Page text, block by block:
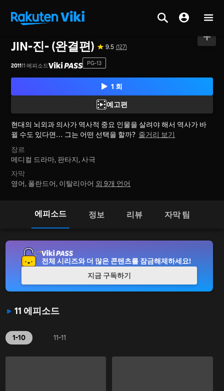
JIN-진- (완결편) 9.5 (127)
201111 에피소드 PG-13
1 회
예고편
현대의 뇌외과 의사가 역사적 중요 인물을 살려야 해서 역사가 바
뀔 수도 있다면… 그는 어떤 선택을 할까? 줄거리 보기
장르
메디컬 드라마, 판타지,사극
자막
영어, 폴란드어, 이탈리아어 외 9개 언어
에피소드 정보 리뷰 자막 팀
11 에피소드
1-10 11-11
전체 시리즈와 더 많은 콘텐츠를 잠금해제하세요!
지금 구독하기